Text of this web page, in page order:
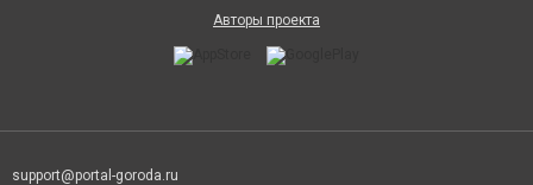
Авторы проекта
support@portal-goroda.ru